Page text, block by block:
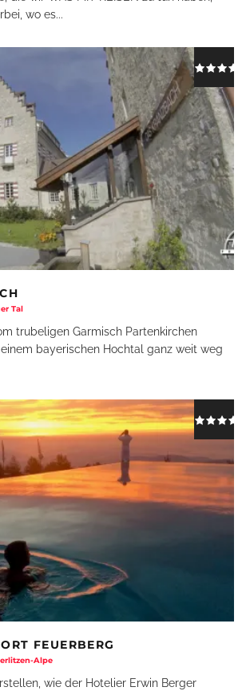
wo es...
Tal
trubeligen Garmisch Partenkirchen
bayerischen Hochtal ganz weit weg
FEUERBERG
Alpe
wie der Hotelier Erwin Berger